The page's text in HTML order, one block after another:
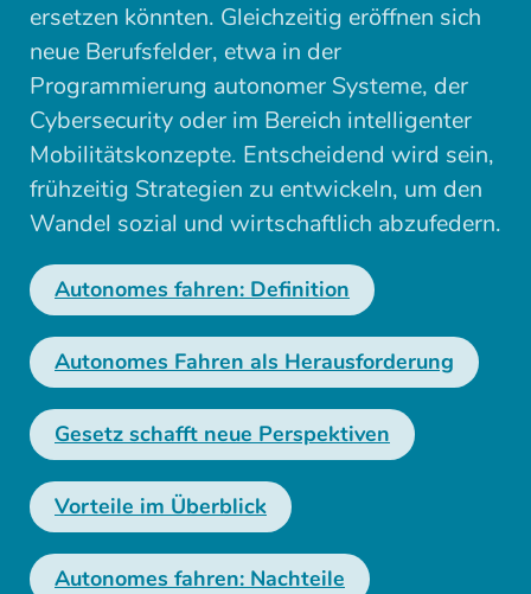
ersetzen könnten. Gleichzeitig eröffnen sich
neue Berufsfelder, etwa in der
Programmierung autonomer Systeme, der
Cybersecurity oder im Bereich intelligenter
Mobilitätskonzepte. Entscheidend wird sein,
frühzeitig Strategien zu entwickeln, um den
Wandel sozial und wirtschaftlich abzufedern.
Autonomes fahren: Definition
Autonomes Fahren als Herausforderung
Gesetz schafft neue Perspektiven
Vorteile im Überblick
Autonomes fahren: Nachteile